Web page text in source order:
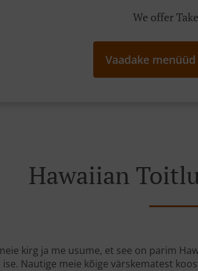
We offer
Vaadake
Hawaiian
kirg ja me usume, et see on parim
Nautige meie kõige värskematest